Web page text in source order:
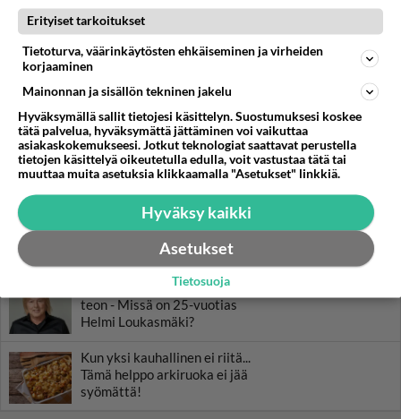
LUETUIMMAT
Muistatko? Kädestä suuhun
rahasalkun Henry-
miljonääriltä
Tiesitkö? Martina Aitolehden
isäpuoli on tämä suosittu
laulaja
Luetuimmat: Aarne Pelkonen
ja Noora Louhimo vihdoinkin
yhdessä - Tätä moni jo odotti
Danny, 83, teki yllättävän
teon - Missä on 25-vuotias
Helmi Loukasmäki?
Kun yksi kauhallinen ei riitä...
Tämä helppo arkiruoka ei jää
syömättä!
Erityiset tarkoitukset
Tietoturva, väärinkäytösten ehkäiseminen ja virheiden
korjaaminen
Mainonnan ja sisällön tekninen jakelu
Hyväksymällä sallit tietojesi käsittelyn. Suostumuksesi koskee
tätä palvelua, hyväksymättä jättäminen voi vaikuttaa
asiakaskokemukseesi. Jotkut teknologiat saattavat perustella
tietojen käsittelyä oikeutetulla edulla, voit vastustaa tätä tai
muuttaa muita asetuksia klikkaamalla "Asetukset" linkkiä.
Hyväksy kaikki
Asetukset
Tietosuoja